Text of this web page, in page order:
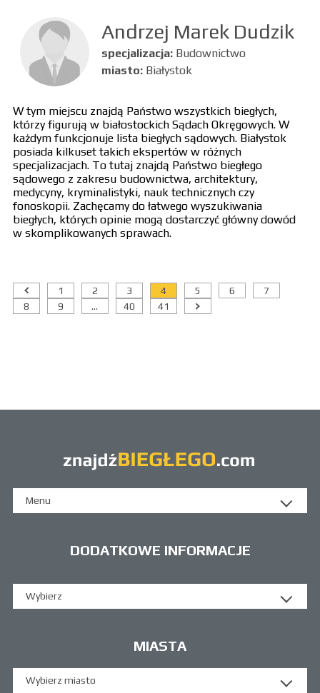
Andrzej Marek Dudzik
specjalizacja: Budownictwo
miasto: Białystok
W tym miejscu znajdą Państwo wszystkich biegłych,
którzy figurują w białostockich Sądach Okręgowych. W
każdym funkcjonuje lista biegłych sądowych. Białystok
posiada kilkuset takich ekspertów w różnych
specjalizacjach. To tutaj znajdą Państwo biegłego
sądowego z zakresu budownictwa, architektury,
medycyny, kryminalistyki, nauk technicznych czy
fonoskopii. Zachęcamy do łatwego wyszukiwania
biegłych, których opinie mogą dostarczyć główny dowód
w skomplikowanych sprawach.
1 2 3 4 5 6
7
8
9 ... 40 41
Menu
DODATKOWE INFORMACJE
Wybierz
MIASTA
Wybierz miasto